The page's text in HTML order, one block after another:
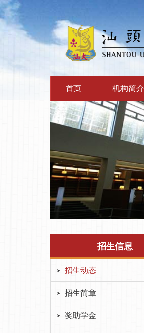
首页 机构简介
招生信息
招生动态
招生简章
奖助学金